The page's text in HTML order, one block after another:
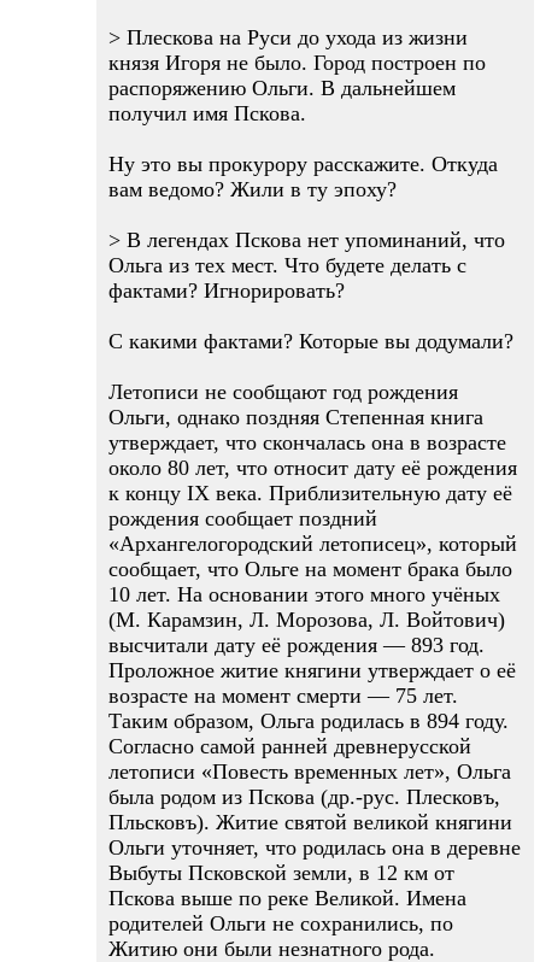
> Плескова на Руси до ухода из жизни
князя Игоря не было. Город построен по
распоряжению Ольги. В дальнейшем
получил имя Пскова.
Ну это вы прокурору расскажите. Откуда
вам ведомо? Жили в ту эпоху?
> В легендах Пскова нет упоминаний, что
Ольга из тех мест. Что будете делать с
фактами? Игнорировать?
C какими фактами? Которые вы додумали?
Летописи не сообщают год рождения
Ольги, однако поздняя Степенная книга
утверждает, что скончалась она в возрасте
около 80 лет, что относит дату её рождения
к концу IX века. Приблизительную дату её
рождения сообщает поздний
«Архангелогородский летописец», который
сообщает, что Ольге на момент брака было
10 лет. На основании этого много учёных
(М. Карамзин, Л. Морозова, Л. Войтович)
высчитали дату её рождения — 893 год.
Проложное житие княгини утверждает о её
возрасте на момент смерти — 75 лет.
Таким образом, Ольга родилась в 894 году.
Согласно самой ранней древнерусской
летописи «Повесть временных лет», Ольга
была родом из Пскова (др.-рус. Плесковъ,
Пльсковъ). Житие святой великой княгини
Ольги уточняет, что родилась она в деревне
Выбуты Псковской земли, в 12 км от
Пскова выше по реке Великой. Имена
родителей Ольги не сохранились, по
Житию они были незнатного рода.